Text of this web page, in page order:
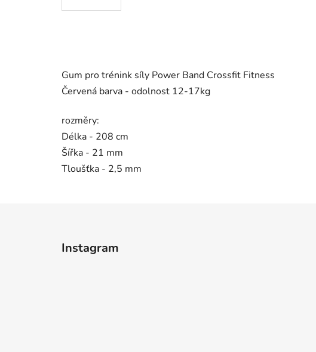
Gum pro trénink síly Power Band Crossfit Fitness
Červená barva - odolnost 12-17kg
rozměry:
Délka - 208 cm
Šířka - 21 mm
Tloušťka - 2,5 mm
Instagram